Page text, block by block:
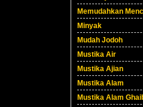
Memudahkan
Minyak
Mudah Jodoh
Mustika Air
Mustika Ajian
Mustika Alam
Mustika Alam